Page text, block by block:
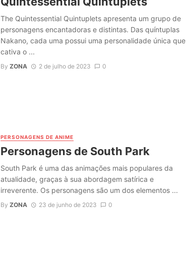
The Quintessential Quintuplets apresenta um grupo de
personagens encantadoras e distintas. Das quíntuplas
Nakano, cada uma possui uma personalidade única que
cativa o ...
By ZONA 2 de julho de 2023 0
PERSONAGENS DE ANIME
Personagens de South Park
South Park é uma das animações mais populares da
atualidade, graças à sua abordagem satírica e
irreverente. Os personagens são um dos elementos ...
By ZONA 23 de junho de 2023 0